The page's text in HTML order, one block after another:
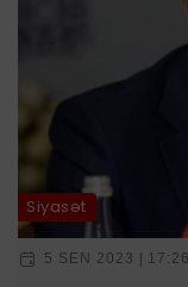
Siyasət
5 SEN 2023 | 17:26